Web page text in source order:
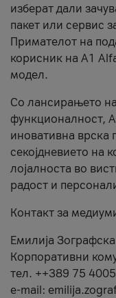
изберат дали
пакет или сервис
Примателот на
корисник на А1
модел.
Со лансирањето
функционалност,
иновативна врска
секојдневието на
лојалноста во
радост и
Контакт за
Емилија Зографска
Корпоративни
тел. ++389 75
e-mail: